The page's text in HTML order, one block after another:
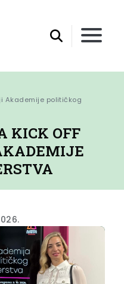
Akademije političkog
KICK OFF